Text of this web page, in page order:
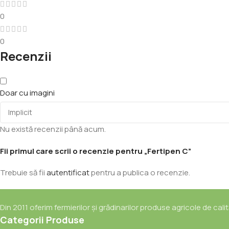
0
0
Recenzii
Doar cu imagini
Nu există recenzii până acum.
Fii primul care scrii o recenzie pentru „Fertipen C”
Trebuie să fiiautentificatpentru a publica o recenzie.
Din 2011 oferim fermierilor și grădinarilor produse agricole de
Categorii Produse